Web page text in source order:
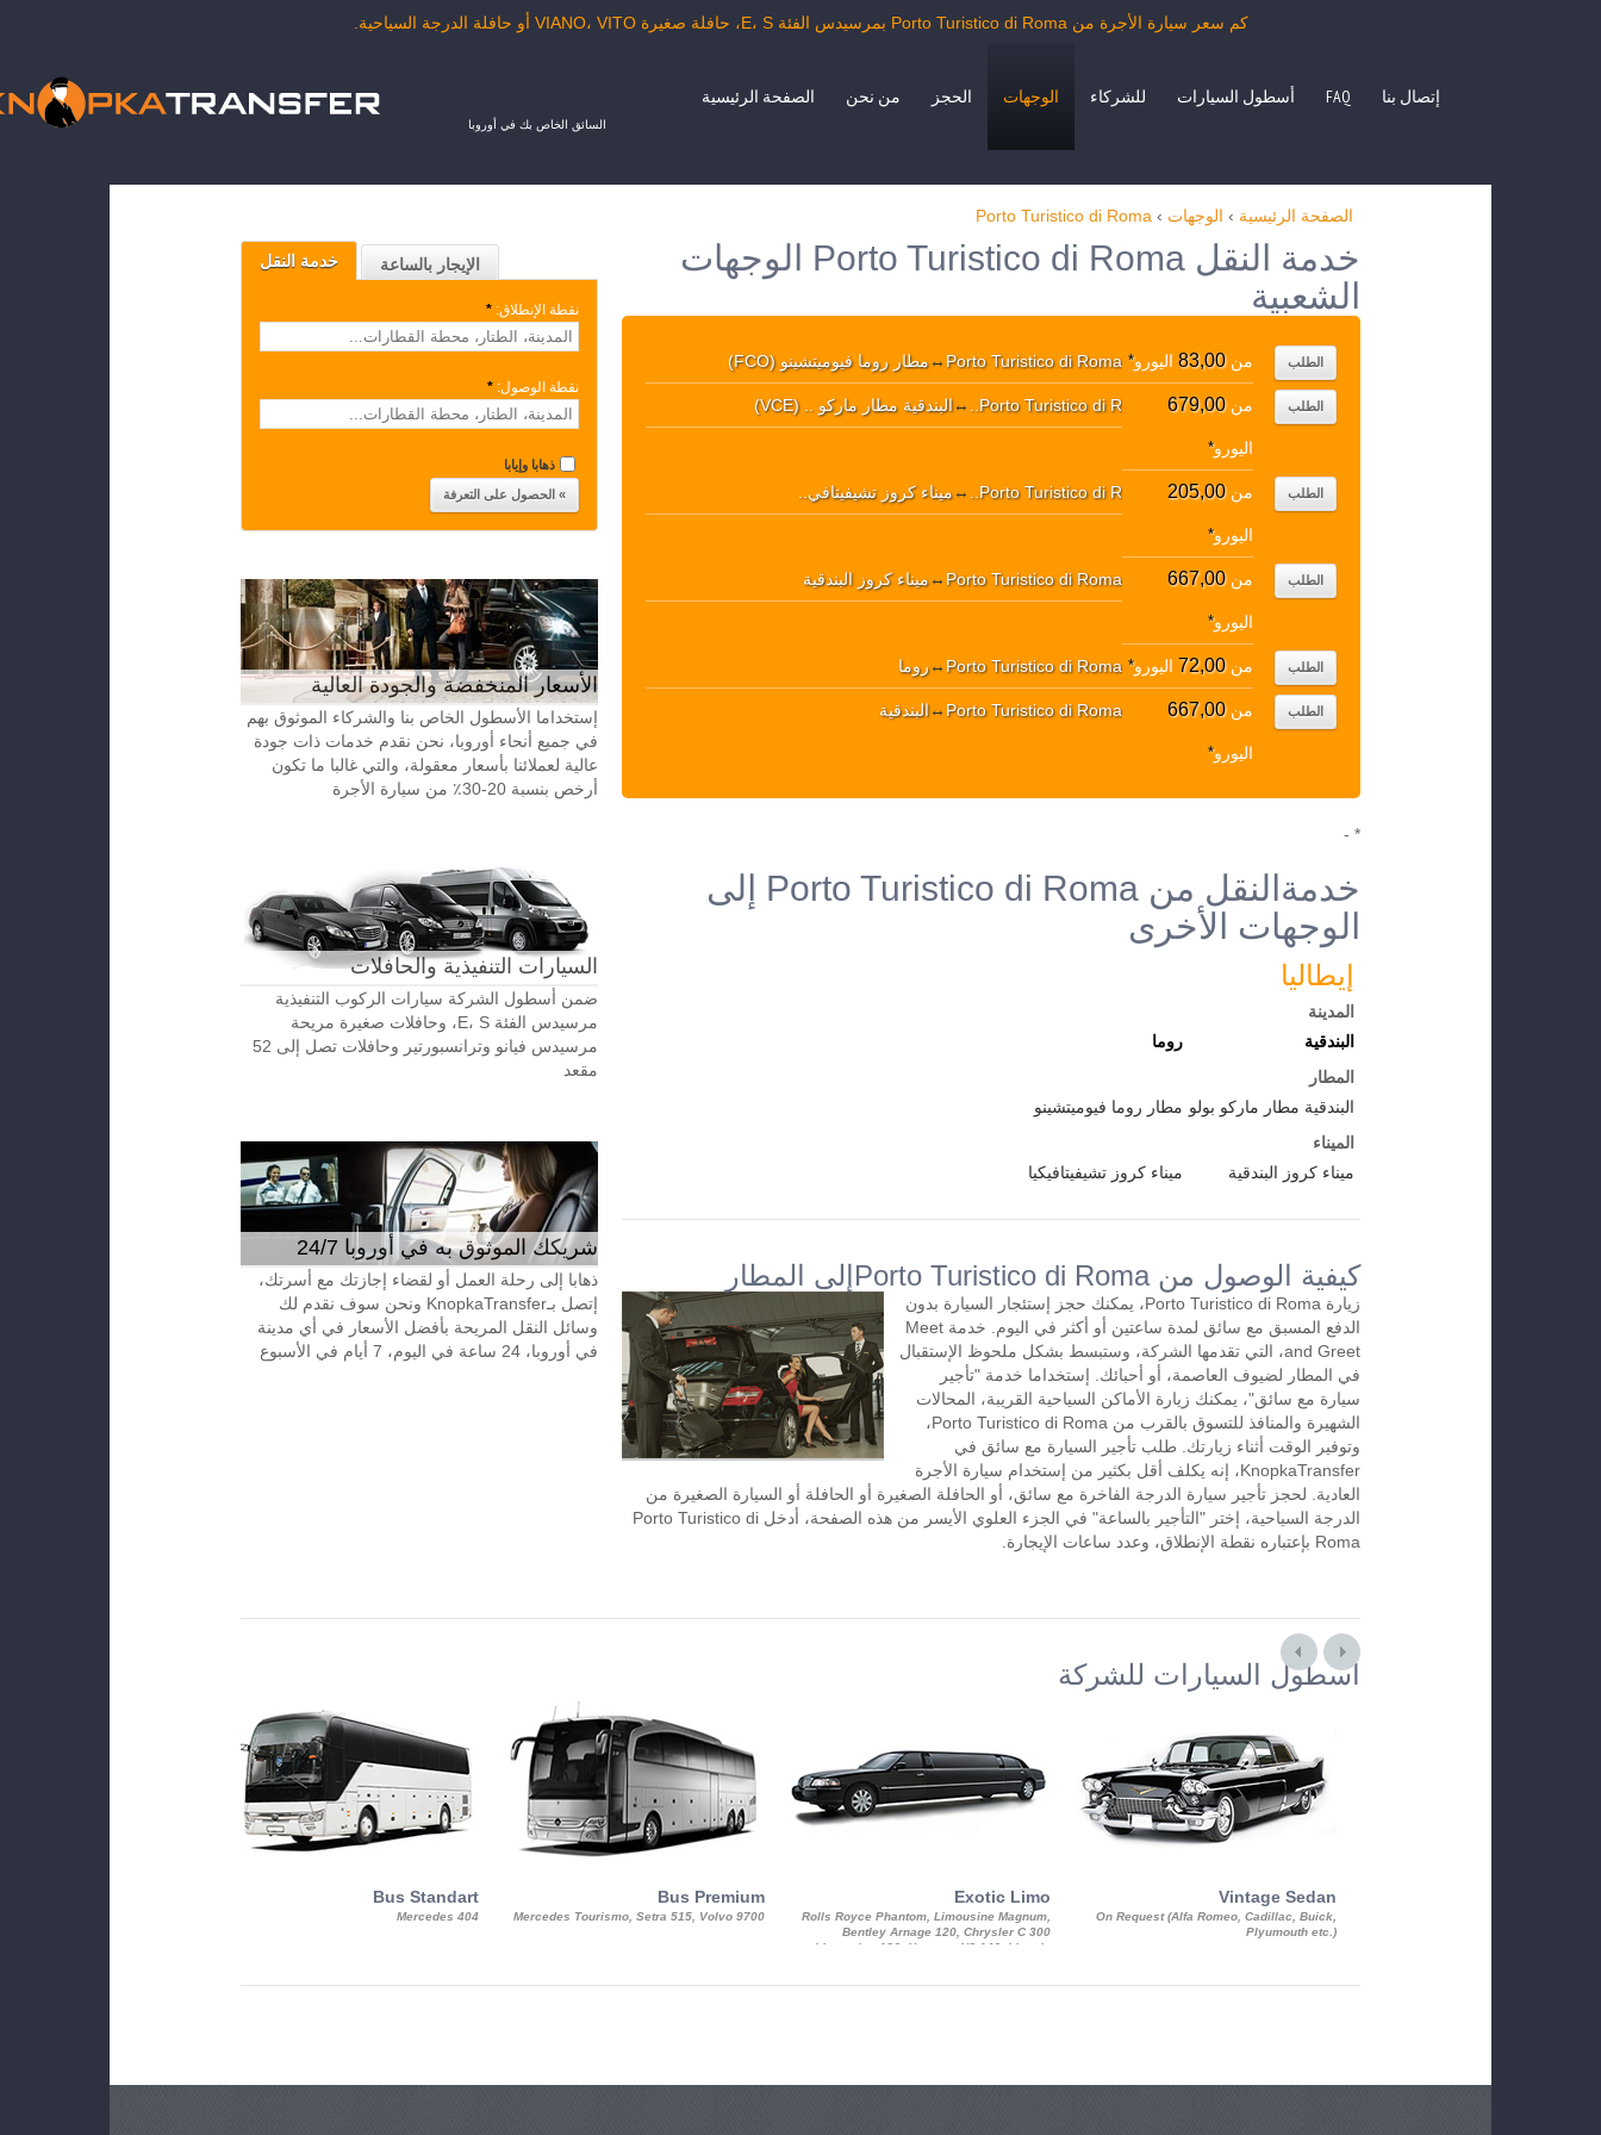
كم سعر سيارة الأجرة من Porto Turistico di Roma بمرسيدس الفئة E، S، حافلة صغيرة VIANO، VITO أو حافلة الدرجة السياحية.
السائق الخاص بك في أوروبا
الصفحة الرئيسية من نحن الحجز الوجهات للشركاء أسطول السيارات FAQ إتصال بنا
الصفحة الرئيسية › الوجهات ›
Porto Turistico di Roma
خدمة النقل الإيجار بالساعة
نقطة الإنطلاق: *
نقطة الوصول: *
ذهابا وإيابا
الأسعار المنخفضة والجودة العالية
إستخداما الأسطول الخاص بنا والشركاء الموثوق بهم
في جميع أنحاء أوروبا، نحن نقدم خدمات ذات جودة
عالية لعملائنا بأسعار معقولة، والتي غالبا ما تكون
أرخص بنسبة 20-30٪ من سيارة الأجرة
السيارات التنفيذية والحافلات
ضمن أسطول الشركة سيارات الركوب التنفيذية
مرسيدس الفئة E، S، وحافلات صغيرة مريحة
مرسيدس فيانو وترانسبورتير وحافلات تصل إلى 52
مقعد
شريكك الموثوق به في أوروبا 24/7
ذهابا إلى رحلة العمل أو لقضاء إجازتك مع أسرتك،
إتصل بـKnopkaTransfer ونحن سوف نقدم لك
وسائل النقل المريحة بأفضل الأسعار في أي مدينة
في أوروبا، 24 ساعة في اليوم، 7 أيام في الأسبوع
خدمة النقل Porto Turistico di Roma الوجهات
الشعبية
Porto Turistico di Roma
↔مطار روما فيوميتشينو (FCO) من83,00 اليورو* الطلب
Porto Turistico di R..
↔البندقية مطار ماركو .. (VCE) من679,00
اليورو*
الطلب
Porto Turistico di R..
↔ميناء كروز تشيفيتافي.. من205,00
اليورو*
الطلب
Porto Turistico di Roma
↔ميناء كروز البندقية من667,00
اليورو*
الطلب
Porto Turistico di Roma
↔روما من72,00 اليورو* الطلب
Porto Turistico di Roma
↔البندقية من667,00
اليورو*
الطلب
* -
خدمةالنقل من Porto Turistico di Roma إلى
الوجهات الأخرى
إيطاليا
المدينة
البندقية
روما
المطار
البندقية مطار ماركو بولو مطار روما فيوميتشينو
الميناء
ميناء كروز البندقية
ميناء كروز تشيفيتافيكيا
كيفية الوصول من Porto Turistico di Romaإلى المطار
زيارة Porto Turistico di Roma، يمكنك حجز إستئجار السيارة بدون
الدفع المسبق مع سائق لمدة ساعتين أو أكثر في اليوم. خدمة Meet
and Greet، التي تقدمها الشركة، وستبسط بشكل ملحوظ الإستقبال
في المطار لضيوف العاصمة، أو أحبائك. إستخداما خدمة "تأجير
سيارة مع سائق"، يمكنك زيارة الأماكن السياحية القريبة، المحالات
الشهيرة والمنافذ للتسوق بالقرب من Porto Turistico di Roma،
وتوفير الوقت أثناء زيارتك. طلب تأجير السيارة مع سائق في
KnopkaTransfer، إنه يكلف أقل بكثير من إستخدام سيارة الأجرة
العادية. لحجز تأجير سيارة الدرجة الفاخرة مع سائق، أو الحافلة الصغيرة أو الحافلة أو السيارة الصغيرة من
الدرجة السياحية، إختر "التأجير بالساعة" في الجزء العلوي الأيسر من هذه الصفحة، أدخل Porto Turistico di
Roma بإعتباره نقطة الإنطلاق، وعدد ساعات الإيجارة.
أسطول السيارات للشركة
Bus Standart
Mercedes 404
Bus Premium
Mercedes Tourismo, Setra 515, Volvo 9700
Exotic Limo
Rolls Royce Phantom, Limousine Magnum,
Bentley Arnage 120, Chrysler C 300
Limousine 130, Hummer H3 140, Lincoln
Vintage Sedan
On Request (Alfa Romeo, Cadillac, Buick,
Plyumouth etc.)